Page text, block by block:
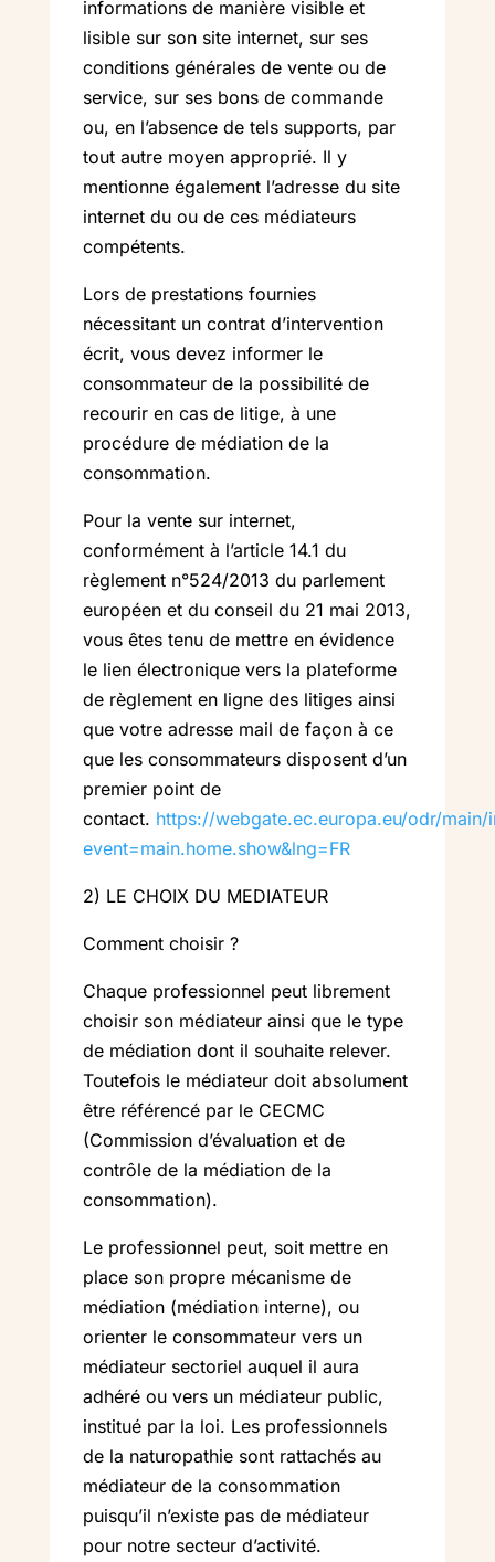
informations de manière visible et
lisible sur son site internet, sur ses
conditions générales de vente ou de
service, sur ses bons de commande
ou, en l’absence de tels supports, par
tout autre moyen approprié. Il y
mentionne également l’adresse du site
internet du ou de ces médiateurs
compétents.
Lors de prestations fournies
nécessitant un contrat d’intervention
écrit, vous devez informer le
consommateur de la possibilité de
recourir en cas de litige, à une
procédure de médiation de la
consommation.
Pour la vente sur internet,
conformément à l’article 14.1 du
règlement n°524/2013 du parlement
européen et du conseil du 21 mai 2013,
vous êtes tenu de mettre en évidence
le lien électronique vers la plateforme
de règlement en ligne des litiges ainsi
que votre adresse mail de façon à ce
que les consommateurs disposent d’un
premier point de
contact. https://webgate.ec.europa.eu/odr/main/
event=main.home.show&lng=FR
2) LE CHOIX DU MEDIATEUR
Comment choisir ?
Chaque professionnel peut librement
choisir son médiateur ainsi que le type
de médiation dont il souhaite relever.
Toutefois le médiateur doit absolument
être référencé par le CECMC
(Commission d’évaluation et de
contrôle de la médiation de la
consommation).
Le professionnel peut, soit mettre en
place son propre mécanisme de
médiation (médiation interne), ou
orienter le consommateur vers un
médiateur sectoriel auquel il aura
adhéré ou vers un médiateur public,
institué par la loi. Les professionnels
de la naturopathie sont rattachés au
médiateur de la consommation
puisqu’il n’existe pas de médiateur
pour notre secteur d’activité.